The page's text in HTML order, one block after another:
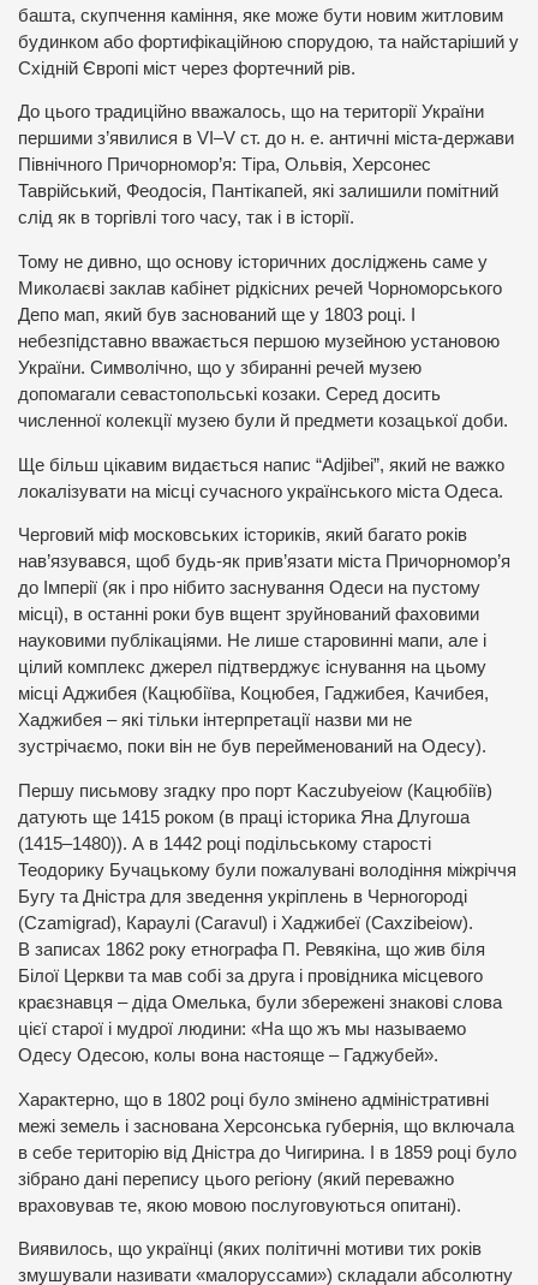
башта, скупчення каміння, яке може бути новим житловим
будинком або фортифікаційною спорудою, та найстаріший у
Східній Європі міст через фортечний рів.
До цього традиційно вважалось, що на території України
першими з’явилися в VI–V ст. до н. е. античні міста-держави
Північного Причорномор’я: Тіра, Ольвія, Херсонес
Таврійський, Феодосія, Пантікапей, які залишили помітний
слід як в торгівлі того часу, так і в історії.
Тому не дивно, що основу історичних досліджень саме у
Миколаєві заклав кабінет рідкісних речей Чорноморського
Депо мап, який був заснований ще у 1803 році. І
небезпідставно вважається першою музейною установою
України. Символічно, що у збиранні речей музею
допомагали севастопольські козаки. Серед досить
численної колекції музею були й предмети козацької доби.
Ще більш цікавим видається напис “Adjibei”, який не важко
локалізувати на місці сучасного українського міста Одеса.
Черговий міф московських істориків, який багато років
нав’язувався, щоб будь-як прив’язати міста Причорномор’я
до Імперії (як і про нібито заснування Одеси на пустому
місці), в останні роки був вщент зруйнований фаховими
науковими публікаціями. Не лише старовинні мапи, але і
цілий комплекс джерел підтверджує існування на цьому
місці Аджибея (Кацюбіїва, Коцюбея, Гаджибея, Качибея,
Хаджибея – які тільки інтерпретації назви ми не
зустрічаємо, поки він не був перейменований на Одесу).
Першу письмову згадку про порт Kaczubyeiow (Кацюбіїв)
датують ще 1415 роком (в праці історика Яна Длугоша
(1415–1480)). А в 1442 році подільському старості
Теодорику Бучацькому були пожалувані володіння міжріччя
Бугу та Дністра для зведення укріплень в Черногороді
(Czamigrad), Караулі (Caravul) і Хаджибеї (Caxzibeiow).
В записах 1862 року етнографа П. Ревякіна, що жив біля
Білої Церкви та мав собі за друга і провідника місцевого
краєзнавця – діда Омелька, були збережені знакові слова
цієї старої і мудрої людини: «На що жъ мы называемо
Одесу Одесою, колы вона настояще – Гаджубей».
Характерно, що в 1802 році було змінено адміністративні
межі земель і заснована Херсонська губернія, що включала
в себе територію від Дністра до Чигирина. І в 1859 році було
зібрано дані перепису цього регіону (який переважно
враховував те, якою мовою послуговуються опитані).
Виявилось, що українці (яких політичні мотиви тих років
змушували називати «малоруссами») складали абсолютну